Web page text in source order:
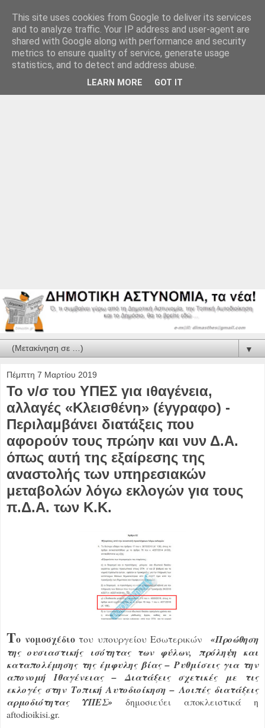
▼
Πέμπτη 7 Μαρτίου 2019
Το ν/σ του ΥΠΕΣ για ιθαγένεια,
αλλαγές «Κλεισθένη» (έγγραφο) -
Περιλαμβάνει διατάξεις που
αφορούν τους πρώην και νυν Δ.Α.
όπως αυτή της εξαίρεσης της
αναστολής των υπηρεσιακών
μεταβολών λόγω εκλογών για τους
π.Δ.Α. των Κ.Κ.
Το νομοσχέδιο του υπουργείου Εσωτερικών «Προώθηση
της ουσιαστικής ισότητας των φύλων, πρόληψη και
καταπολέμησης της έμφυλης βίας – Ρυθμίσεις για την
απονομή Ιθαγένειας – Διατάξεις σχετικές με τις
εκλογές στην Τοπική Αυτοδιοίκηση – Λοιπές διατάξεις
αρμοδιότητας ΥΠΕΣ»
δημοσιεύει αποκλειστικά η
aftodioikisi.gr.
This site uses cookies from Google to deliver its services
and to analyze traffic. Your IP address and user-agent are
shared with Google along with performance and security
metrics to ensure quality of service, generate usage
statistics, and to detect and address abuse.
LEARN MORE GOT IT